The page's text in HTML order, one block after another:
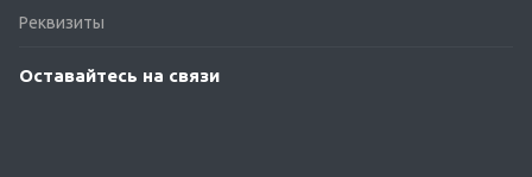
Реквизиты
Оставайтесь на связи